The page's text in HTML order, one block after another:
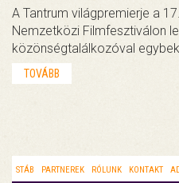
A Tantrum világpremierje a
Nemzetközi Filmfesztiválon
közönségtalálkozóval
TOVÁBB
STÁB PARTNEREK RÓLUNK KONTAKT